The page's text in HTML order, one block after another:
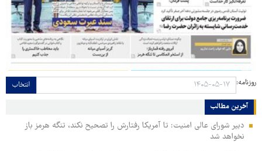
روزنامه: انتخاب
آخرین مطالب
دبیر شورای عالی امنیت: تا آمریکا رفتارش را تصحیح نکند، تنگه هرمز باز
نخواهد شد